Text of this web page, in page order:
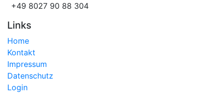
+49 8027 90 88 304
Links
Home
Kontakt
Impressum
Datenschutz
Login